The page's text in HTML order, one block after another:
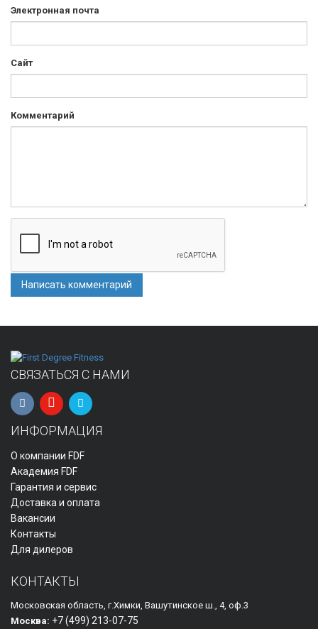
Электронная почта
Сайт
Комментарий
СВЯЗАТЬСЯ С НАМИ
ИНФОРМАЦИЯ
О компании FDF
Академия FDF
Гарантия и сервис
Доставка и оплата
Вакансии
Контакты
Для дилеров
КОНТАКТЫ
Московская область, г.Химки, Вашутинское ш., 4, оф.3
Москва: +7 (499) 213-07-75